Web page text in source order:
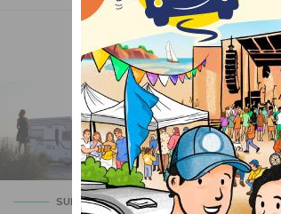
AILLEURS SUR LE WEB
SUR LE WEB SUR LE WEB